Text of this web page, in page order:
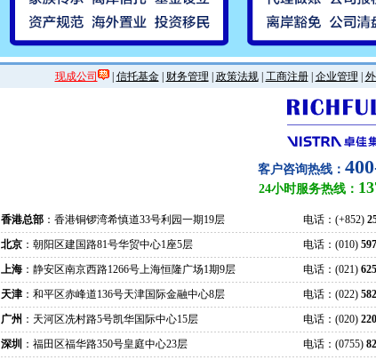
现成公司 | 信托基金| 财务管理 政策法规| 工商注册| 企业管理
客户咨询热线：
24小时服务热线：
香港总部 ：香港铜锣湾希慎道33号利园一期19层 电话：(+852)
北京 ：朝阳区建国路81号华贸中心1座5层 电话：(010)
上海 ：静安区南京西路1266号上海恒隆广场1期9层 电话：(021)
天津 ：和平区赤峰道136号天津国际金融中心8层 电话：(022)
广州 ：天河区冼村路5号凯华国际中心15层 电话：(020)
深圳 ：福田区福华路350号皇庭中心23层 电话：(0755)